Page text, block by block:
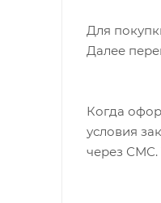
Для
Далее
Когда
условия
через СМС.